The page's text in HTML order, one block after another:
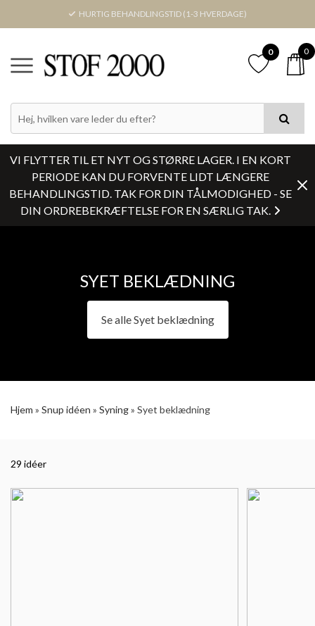
HURTIG BEHANDLINGSTID (1-3 HVERDAGE)
0 0
VI FLYTTER TIL ET NYT OG STØRRE LAGER. I EN KORT
PERIODE KAN DU FORVENTE LIDT LÆNGERE
BEHANDLINGSTID. TAK FOR DIN TÅLMODIGHED - SE
DIN ORDREBEKRÆFTELSE FOR EN SÆRLIG TAK.
SYET BEKLÆDNING
Se alle Syet beklædning
Hjem » Snup idéen » Syning» Syet beklædning
29 idéer